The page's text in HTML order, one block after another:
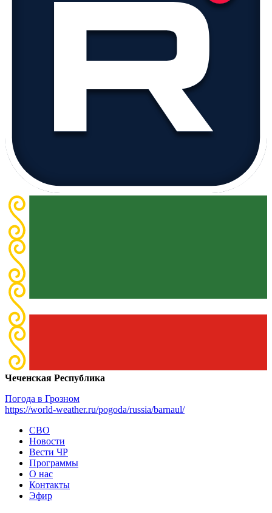
Чеченская Республика
Погода в Грозном
https://world-weather.ru/pogoda/russia/barnaul/
СВО
Новости
Вести ЧР
Программы
О нас
Контакты
Эфир